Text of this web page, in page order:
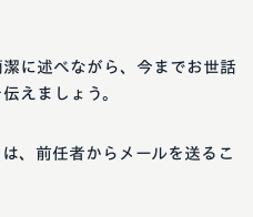
に述べながら、今までお世話
えましょう。
、前任者からメールを送るこ